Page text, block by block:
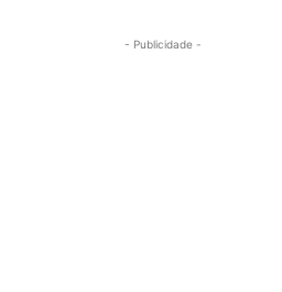
- Publicidade -